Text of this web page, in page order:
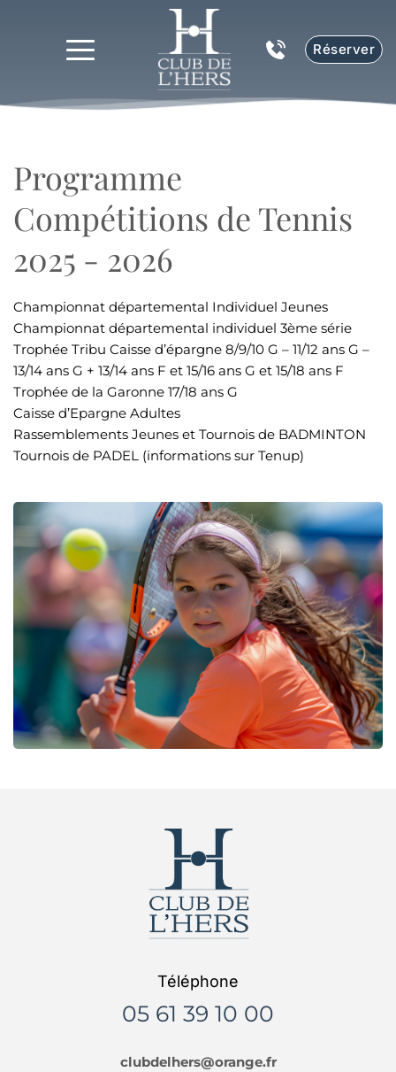
Réserver
Programme
Compétitions de Tennis
2025 - 2026
Championnat départemental Individuel Jeunes
Championnat départemental individuel 3ème série
Trophée Tribu Caisse d’épargne 8/9/10 G – 11/12 ans G –
13/14 ans G + 13/14 ans F et 15/16 ans G et 15/18 ans F
Trophée de la Garonne 17/18 ans G
Caisse d’Epargne Adultes
Rassemblements Jeunes et Tournois de BADMINTON
Tournois de PADEL (informations sur Tenup)
Téléphone
05 61 39 10 00
clubdelhers@orange.fr